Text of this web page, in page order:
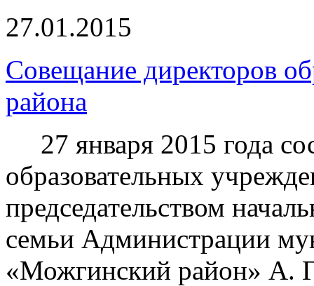
27.01.2015
Совещание директоров
района
27 января 2015 года
образовательных
председательством
семьи Администрации
«Можгинский район» А.